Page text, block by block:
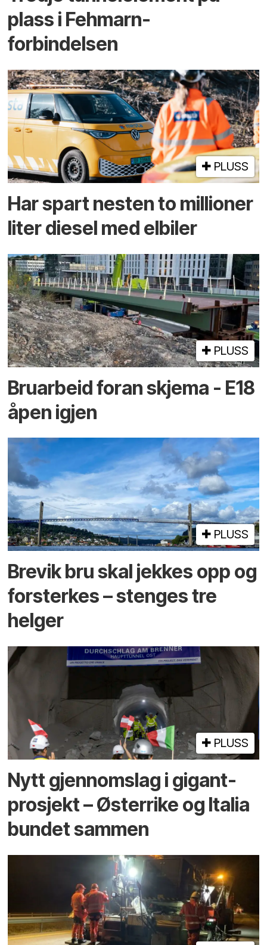
plass i Fehmarn-
forbindelsen
PLUSS
Har spart nesten to millioner
liter diesel med elbiler
PLUSS
Bruarbeid foran skjema - E18
åpen igjen
PLUSS
Brevik bru skal jekkes opp og
forsterkes – stenges tre
helger
PLUSS
Nytt gjennomslag i gigant­
prosjekt – Østerrike og Italia
bundet sammen